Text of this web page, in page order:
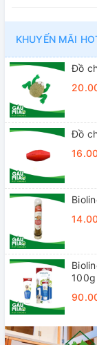
KHUYẾN MÃI
Đồ
Đồ
100g